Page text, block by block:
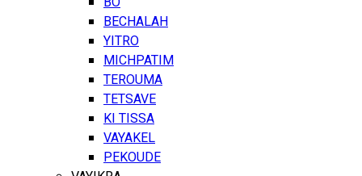
BECHALAH
YITRO
MICHPATIM
TEROUMA
TETSAVE
KI TISSA
VAYAKEL
PEKOUDE